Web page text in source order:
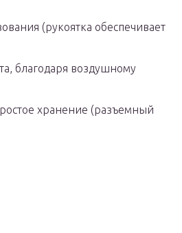
(рукоятка обеспечивает
благодаря воздушному
хранение (разъемный